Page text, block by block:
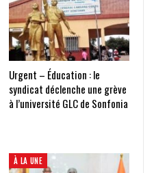
Urgent – Éducation : le
syndicat déclenche une grève
à l’université GLC de Sonfonia
À LA UNE